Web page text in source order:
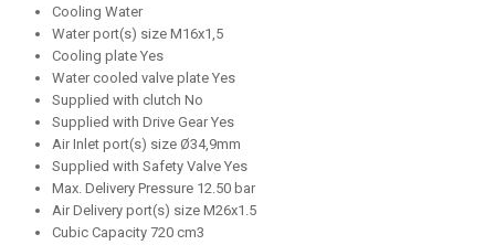
Cooling Water
Water port(s) size M16x1,5
Cooling plate Yes
Water cooled valve plate Yes
Supplied with clutch No
Supplied with Drive Gear Yes
Air Inlet port(s) size Ø34,9mm
Supplied with Safety Valve Yes
Max. Delivery Pressure 12.50 bar
Air Delivery port(s) size M26x1.5
Cubic Capacity 720 cm3